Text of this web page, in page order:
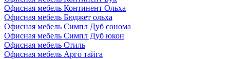
Офисная мебель Континент Ольха
Офисная мебель Бюджет ольха
Офисная мебель Симпл Дуб сонома
Офисная мебель Симпл Дуб юкон
Офисная мебель Стиль
Офисная мебель Арго тайга